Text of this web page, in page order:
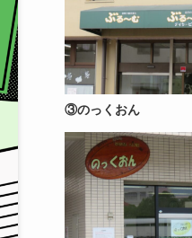
③のっくおん